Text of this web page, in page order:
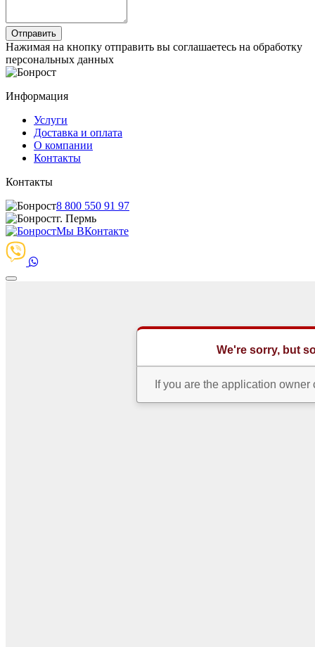
Нажимая на кнопку отправить вы соглашаетесь на обработку
персональных данных
Информация
Услуги
Доставка и оплата
О компании
Контакты
Контакты
8 800 550 91 97
г. Пермь
Мы ВКонтакте